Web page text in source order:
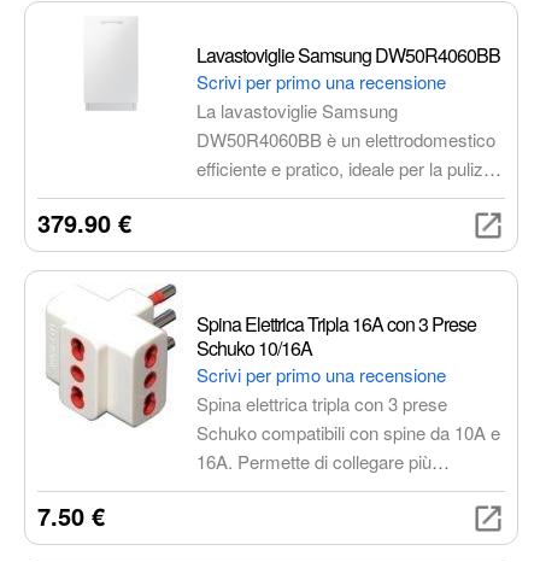
viaggi e spostamenti.
Lavastoviglie Samsung DW50R4060BB
Scrivi per primo una recensione
La lavastoviglie Samsung
DW50R4060BB è un elettrodomestico
efficiente e pratico, ideale per la pulizia
quotidiana delle stoviglie. Offre una
buona capacità di carico, programmi di
lavaggio versatili, efficienza energetica
modo silenzioso, è facile da usare e da
mantenere.
379.90 €
Spina Elettrica Tripla 16A con 3 Prese
Schuko 10/16A
Scrivi per primo una recensione
Spina elettrica tripla con 3 prese
Schuko compatibili con spine da 10A e
16A. Permette di collegare più
dispositivi contemporaneamente in
ambienti domestici e professionali.
7.50 €